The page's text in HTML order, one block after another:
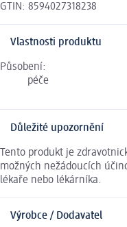
GTIN: 8594027318238
Vlastnosti produktu
Působení:
péče
Důležité upozornění
Tento produkt je
možných nežádoucích
lékaře nebo lékárníka.
Výrobce / Dodavatel